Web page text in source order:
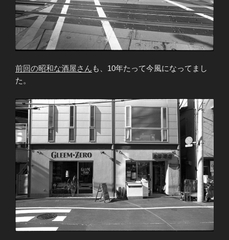
前回の昭和な酒屋さん も、10年たって今風になってまし
た。